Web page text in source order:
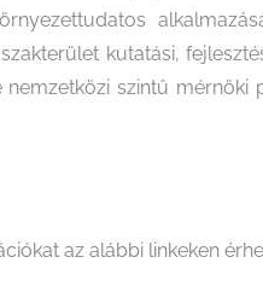
kutatási,
nemzetközi szintű
az alábbi linkeken